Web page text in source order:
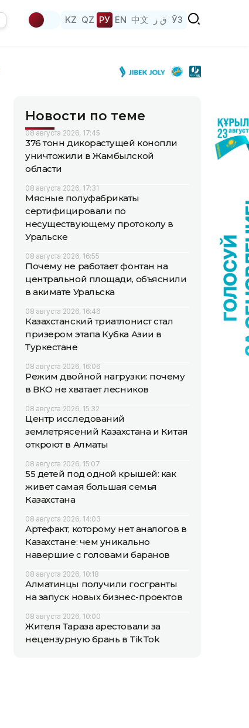
KZ QZ РУ EN 中文 ق ز ЎЗ
Новости по теме
08 августа 2026, 17:45
376 тонн дикорастущей конопли
уничтожили в Жамбылской
области
08 августа 2026, 17:31
Мясные полуфабрикаты
сертифицировали по
несуществующему протоколу в
Уральске
08 августа 2026, 16:55
Почему не работает фонтан на
центральной площади, объяснили
в акимате Уральска
08 августа 2026, 16:46
Казахстанский триатлонист стал
призером этапа Кубка Азии в
Туркестане
08 августа 2026, 16:06
Режим двойной нагрузки: почему
в ВКО не хватает лесников
08 августа 2026, 15:32
Центр исследований
землетрясений Казахстана и Китая
откроют в Алматы
08 августа 2026, 15:07
55 детей под одной крышей: как
живет самая большая семья
Казахстана
08 августа 2026, 14:03
Артефакт, которому нет аналогов в
Казахстане: чем уникально
навершие с головами баранов
08 августа 2026, 10:18
Алматинцы получили госгранты
на запуск новых бизнес-проектов
08 августа 2026, 10:00
Жителя Тараза арестовали за
нецензурную брань в TikTok